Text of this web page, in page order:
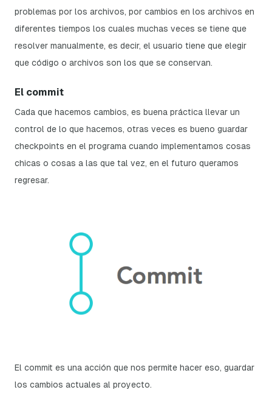
problemas por los archivos, por cambios en los archivos en
diferentes tiempos los cuales muchas veces se tiene que
resolver manualmente, es decir, el usuario tiene que elegir
que código o archivos son los que se conservan.
El commit
Cada que hacemos cambios, es buena práctica llevar un
control de lo que hacemos, otras veces es bueno guardar
checkpoints en el programa cuando implementamos cosas
chicas o cosas a las que tal vez, en el futuro queramos
regresar.
El commit es una acción que nos permite hacer eso, guardar
los cambios actuales al proyecto.